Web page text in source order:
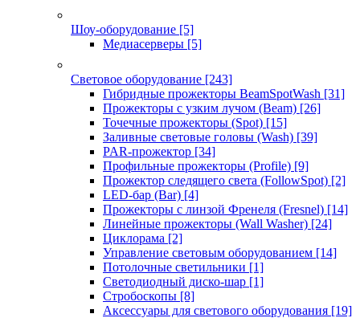
Шоу-оборудование [5]
Медиасерверы [5]
Световое оборудование [243]
Гибридные прожекторы BeamSpotWash [31]
Прожекторы с узким лучом (Beam) [26]
Точечные прожекторы (Spot) [15]
Заливные световые головы (Wash) [39]
PAR-прожектор [34]
Профильные прожекторы (Profile) [9]
Прожектор следящего света (FollowSpot) [2]
LED-бар (Bar) [4]
Прожекторы с линзой Френеля (Fresnel) [14]
Линейные прожекторы (Wall Washer) [24]
Циклорама [2]
Управление световым оборудованием [14]
Потолочные светильники [1]
Светодиодный диско-шар [1]
Стробоскопы [8]
Аксессуары для светового оборудования [19]